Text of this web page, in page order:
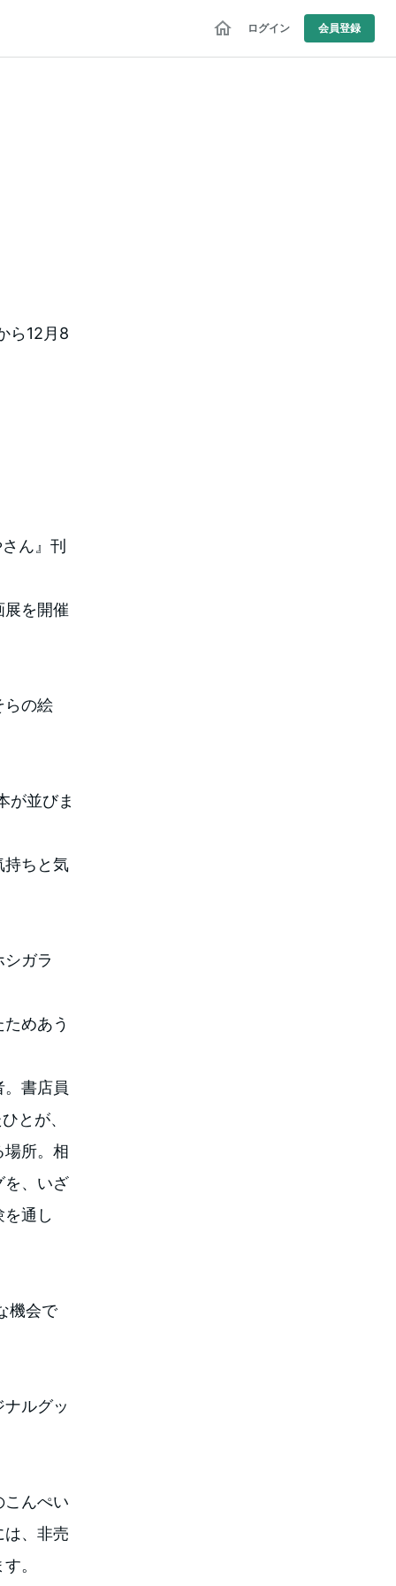
ログイン 会員登録
ら12月8
ん』刊
展を開催
らの絵
が並びま
持ちと気
ガラ
めあう
書店員
とが、
場所。相
を、いざ
通し
機会で
ルグッ
こんぺい
は、非売
。